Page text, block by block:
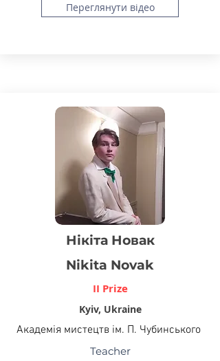
Переглянути відео
Нікіта Новак
Nikita Novak
II Prize
Kyiv, Ukraine
Академія мистецтв ім. П. Чубинського
Teacher